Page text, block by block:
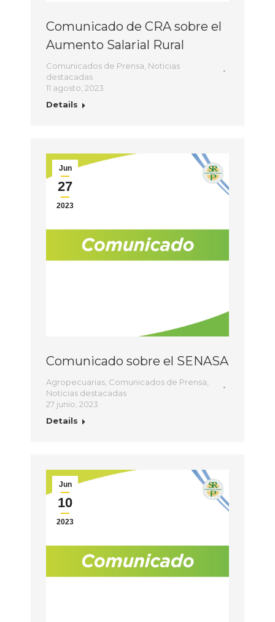
Comunicado de CRA sobre el
Aumento Salarial Rural
Comunicados de Prensa Noticias
destacadas
11 agosto, 2023
Details
Jun
27
2023
Comunicado sobre el SENASA
Agropecuarias, Comunicados de Prensa,
Noticias destacadas
27 junio, 2023
Details
Jun
10
2023